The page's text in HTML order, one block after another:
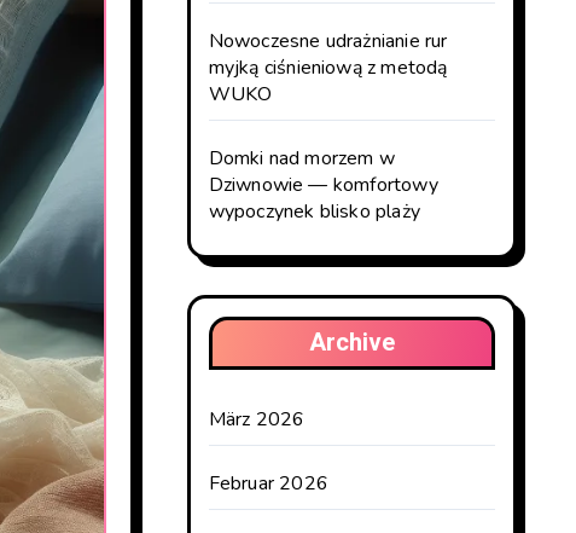
Nowoczesne udrażnianie rur
myjką ciśnieniową z metodą
WUKO
Domki nad morzem w
Dziwnowie — komfortowy
wypoczynek blisko plaży
Archive
März 2026
Februar 2026